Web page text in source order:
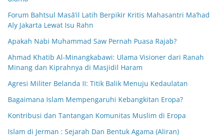
Forum Bahtsul Masā’il Latih Berpikir Kritis Mahasantri Ma’had
Aly Jakarta Lewat Isu Rahn
Apakah Nabi Muhammad Saw Pernah Puasa Rajab?
Ahmad Khatib Al-Minangkabawi: Ulama Visioner dari Ranah
Minang dan Kiprahnya di Masjidil Haram
Agresi Militer Belanda II: Titik Balik Menuju Kedaulatan
Bagaimana Islam Mempengaruhi Kebangkitan Eropa?
Kontribusi dan Tantangan Komunitas Muslim di Eropa
Islam di Jerman : Sejarah Dan Bentuk Agama (Aliran)